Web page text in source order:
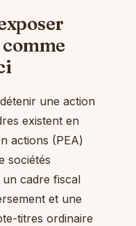
une action
existent en
actions (PEA)
sociétés
cadre fiscal
et une
titres ordinaire